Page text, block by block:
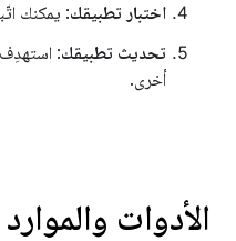
اختبار تطبيقك: يمكنك
تحديث تطبيقك
أخرى.
الأدوات والموارد